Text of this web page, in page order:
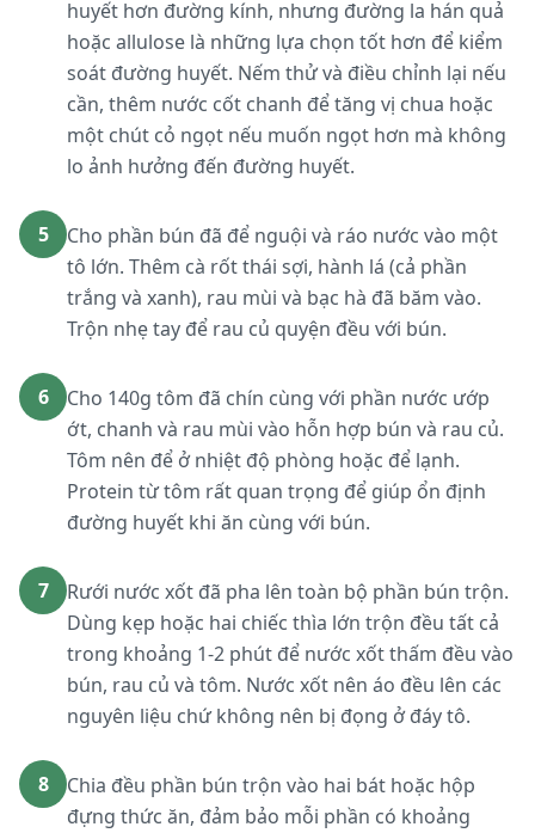
huyết hơn đường kính, nhưng đường la hán quả
hoặc allulose là những lựa chọn tốt hơn để kiểm
soát đường huyết. Nếm thử và điều chỉnh lại nếu
cần, thêm nước cốt chanh để tăng vị chua hoặc
một chút cỏ ngọt nếu muốn ngọt hơn mà không
lo ảnh hưởng đến đường huyết.
5
Cho phần bún đã để nguội và ráo nước vào một
tô lớn. Thêm cà rốt thái sợi, hành lá (cả phần
trắng và xanh), rau mùi và bạc hà đã băm vào.
Trộn nhẹ tay để rau củ quyện đều với bún.
6
Cho 140g tôm đã chín cùng với phần nước ướp
ớt, chanh và rau mùi vào hỗn hợp bún và rau củ.
Tôm nên để ở nhiệt độ phòng hoặc để lạnh.
Protein từ tôm rất quan trọng để giúp ổn định
đường huyết khi ăn cùng với bún.
7
Rưới nước xốt đã pha lên toàn bộ phần bún trộn.
Dùng kẹp hoặc hai chiếc thìa lớn trộn đều tất cả
trong khoảng 1-2 phút để nước xốt thấm đều vào
bún, rau củ và tôm. Nước xốt nên áo đều lên các
nguyên liệu chứ không nên bị đọng ở đáy tô.
8
Chia đều phần bún trộn vào hai bát hoặc hộp
đựng thức ăn, đảm bảo mỗi phần có khoảng